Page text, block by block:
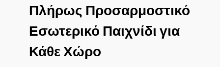
Πλήρως Προσαρμοστικό
Εσωτερικό Παιχνίδι για
Κάθε Χώρο